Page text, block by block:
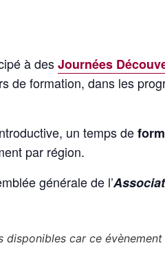
à desJournées
de formation, dans les
un temps de
par région.
générale de l’
disponibles car ce évènement